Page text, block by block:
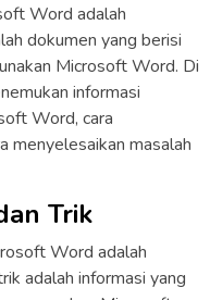
Word adalah
dokumen yang berisi
Microsoft Word. Di
informasi
Word, cara
menyelesaikan masalah
Trik
Word adalah
adalah informasi yang